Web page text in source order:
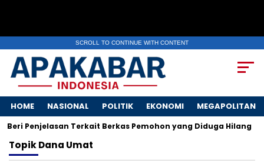
SCROLL TO CONTINUE WITH CONTENT
HOME NASIONAL POLITIK EKONOMI MEGAPOLITAN
Penjelasan Terkait Berkas Pemohon yang Diduga Hilang
TopikDana Umat